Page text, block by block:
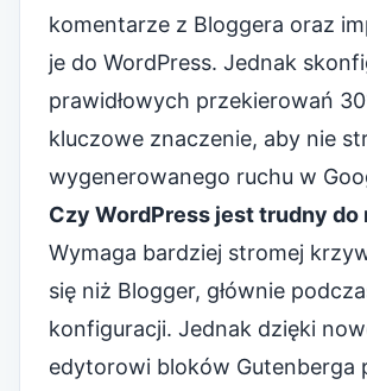
komentarze z Bloggera oraz
je do WordPress. Jednak
prawidłowych przekierowań
kluczowe znaczenie, aby nie
wygenerowanego ruchu w
Czy WordPress jest trudny do
Wymaga bardziej stromej
się niż Blogger, głównie
konfiguracji. Jednak dzięki
edytorowi bloków Gutenberga